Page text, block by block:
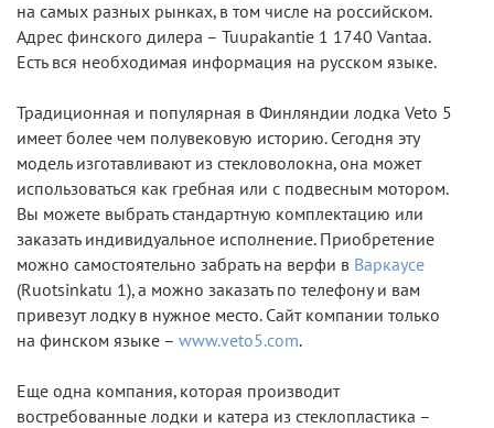
на самых разных рынках, в том числе на российском.
Адрес финского дилера – Tuupakantie 1 1740 Vantaa.
Есть вся необходимая информация на русском языке.
Традиционная и популярная в Финляндии лодка Veto 5
имеет более чем полувековую историю. Сегодня эту
модель изготавливают из стекловолокна, она может
использоваться как гребная или с подвесным мотором.
Вы можете выбрать стандартную комплектацию или
заказать индивидуальное исполнение. Приобретение
можно самостоятельно забрать на верфи в Варкаусе
(Ruotsinkatu 1), а можно заказать по телефону и вам
привезут лодку в нужное место. Сайт компании только
на финском языке – www.veto5.com.
Еще одна компания, которая производит
востребованные лодки и катера из стеклопластика –